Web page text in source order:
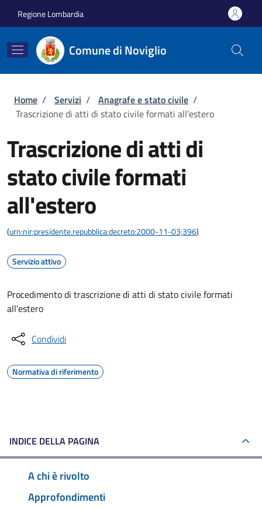
Regione Lombardia
Comune di Noviglio
Briciole di pane
Home / Servizi / Anagrafe e stato civile /
Trascrizione di atti di stato civile formati all'estero
Trascrizione di atti di
stato civile formati
all'estero
(urn:nir:presidente.repubblica:decreto:2000-11-03;396)
Servizio attivo
Procedimento di trascrizione di atti di stato civile formati
all'estero
Condividi
Normativa di riferimento
INDICE DELLA PAGINA
A chi è rivolto
Approfondimenti